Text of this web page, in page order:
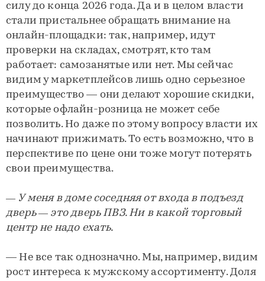
силу до конца 2026 года. Да и в целом власти
стали пристальнее обращать внимание на
онлайн-площадки: так, например, идут
проверки на складах, смотрят, кто там
работает: самозанятые или нет. Мы сейчас
видим у маркетплейсов лишь одно серьезное
преимущество — они делают хорошие скидки,
которые офлайн-розница не может себе
позволить. Но даже по этому вопросу власти их
начинают прижимать. То есть возможно, что в
перспективе по цене они тоже могут потерять
свои преимущества.
— У меня в доме соседняя от входа в подъезд
дверь — это дверь ПВЗ. Ни в какой торговый
центр не надо ехать.
— Не все так однозначно. Мы, например, видим
рост интереса к мужскому ассортименту. Доля